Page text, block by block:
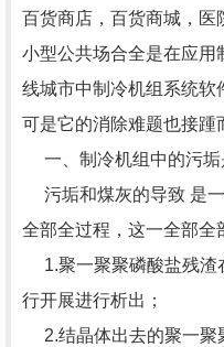
百货商店，百货商城，医
小型公共场合全是在应用
线城市中制冷机组系统软
可是它的消除难题也接踵
一、制冷机组中的污垢
污垢和煤灰的导致 是
全部全过程，这一全部全
1.聚一聚聚磷酸盐残渣
行开展进行析出；
2.结晶体出去的聚一聚